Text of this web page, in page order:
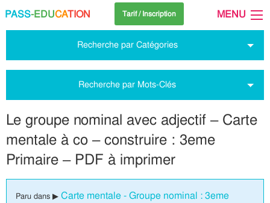
PASS-EDUCATION Tarif / Inscription MENU
Recherche par Catégories
Recherche par Mots-Clés
Le groupe nominal avec adjectif – Carte
mentale à co – construire : 3eme
Primaire – PDF à imprimer
Paru dans ▶ Carte mentale - Groupe nominal : 3eme